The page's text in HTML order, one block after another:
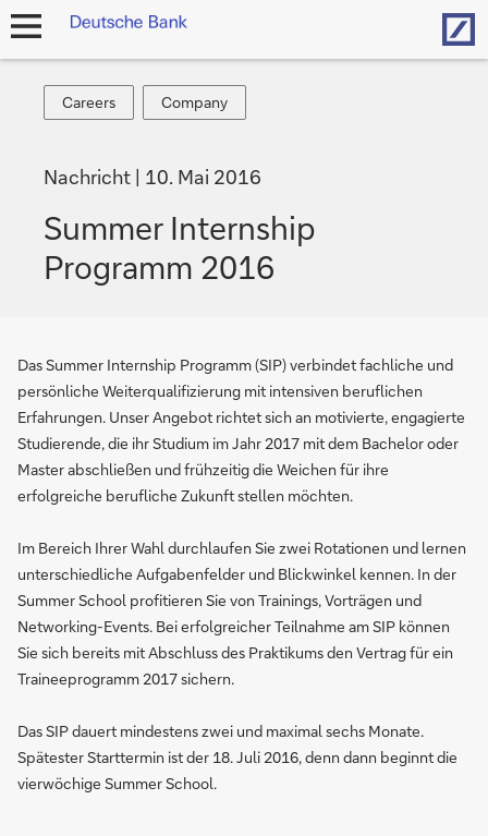
Navigation
Careers
Careers
Company
Company
Nachricht 10. Mai 2016
Summer Internship
Programm 2016
Das Summer Internship Programm (SIP) verbindet fachliche und
persönliche Weiterqualifizierung mit intensiven beruflichen
Erfahrungen. Unser Angebot richtet sich an motivierte, engagierte
Studierende, die ihr Studium im Jahr 2017 mit dem Bachelor oder
Master abschließen und frühzeitig die Weichen für ihre
erfolgreiche berufliche Zukunft stellen möchten.
Im Bereich Ihrer Wahl durchlaufen Sie zwei Rotationen und lernen
unterschiedliche Aufgabenfelder und Blickwinkel kennen. In der
Summer School profitieren Sie von Trainings, Vorträgen und
Networking-Events. Bei erfolgreicher Teilnahme am SIP können
Sie sich bereits mit Abschluss des Praktikums den Vertrag für ein
Traineeprogramm 2017 sichern.
Das SIP dauert mindestens zwei und maximal sechs Monate.
Spätester Starttermin ist der 18. Juli 2016, denn dann beginnt die
vierwöchige Summer School.